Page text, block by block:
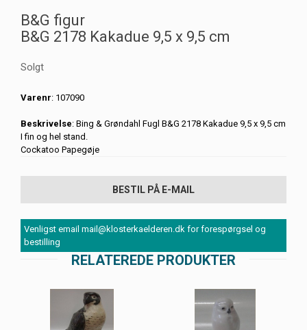
B&G figur
B&G 2178 Kakadue 9,5 x 9,5 cm
Solgt
Varenr: 107090
Beskrivelse: Bing & Grøndahl Fugl B&G 2178 Kakadue 9,5 x 9,5 cm
I fin og hel stand.
Cockatoo Papegøje
BESTIL PÅ E-MAIL
Venligst email mail@klosterkaelderen.dk for forespørgsel og
bestilling
RELATEREDE PRODUKTER